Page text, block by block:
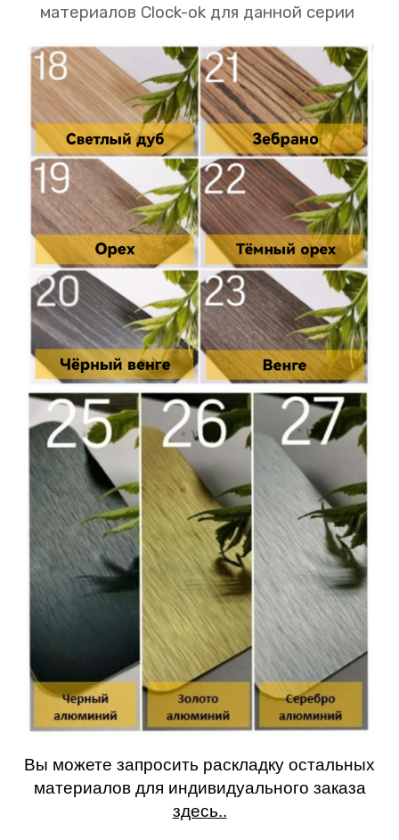
материалов Clock-ok для данной серии
Вы можете запросить раскладку остальных
материалов для индивидуального заказа
здесь..